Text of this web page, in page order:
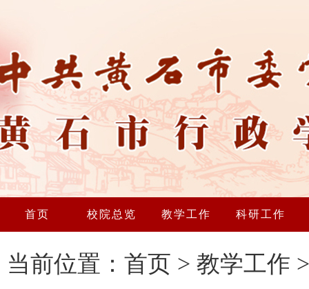
首页 校院总览 教学工作 科研工作
当前位置： 首页 > 教学工作